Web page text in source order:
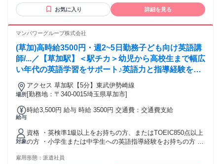
━━━━━━━━━━━━━━ ◎品質管理（QC）・品質保証
（QA）経験者 ◎理化学試験・機器分析の経験がある方 ◎第
験者 「経験を活かしてステップアップしたい」 そんな方を歓
━━━━━━━━━━━━━━ ・品質管理の仕事を長く続け
たい方 ・安定企業でキャリアを築きたい方 ・チームで協力し
ながら働きたい方 ・ルールや手順に沿って正確に作業できる
方 ・専門性を高めたい方 ■活かせる経験・スキル
━━━━━━━━━━━━━━ 【分析・検査系】 ・化学／機
械分野の基礎知識 ・クリーンルームでの作業経験 ・実験補
品質チェック ・製造オペレーター経験（記録・手順遵守） ・
QC・QA業務 ・原薬・中間体メーカーでの分析業務 ・農薬・
化学メーカーでの理化学試験 ・食品・化粧品業界での品質管
理 ・環境分析（水質・土壌）業務 ・臨床検査・検査センター
勤務
お気に入り 詳細を見る
マンパワーグループ株式会社
(草加)高時給3500円・週2~5日勤務子ども向け英語講
師/...／【草加駅】＜駅チカ＞幼児から高校生まで幅広
い年代の英語学習をサポート♪英語力と指導経験を活
かして活躍できる環境です☆
場所
アクセス 草加駅【5分】東武伊勢崎線
[勤務地：〒340-0015埼玉県草加市]
給与
時給3,500円 給与 時給 3500円 交通費：交通費支給
対象
資格 ・英検準1級以上をお持ちの方、またはTOEIC850点以上
の方 ・小学生または中学生への英語指導経験をお持ちの方 ■
ます！ OAスキルや語学など、豊富なオンライントレーニング
雇用形態： 派遣社員